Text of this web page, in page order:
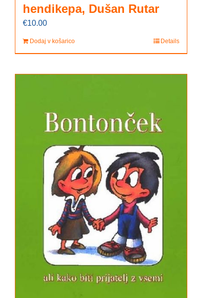
hendikepa, Dušan Rutar
€10.00
Dodaj v košarico Details